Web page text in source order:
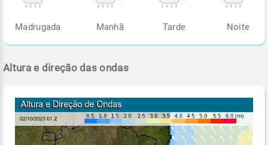
Madrugada Manhã Tarde Noite
Altura e direção das ondas